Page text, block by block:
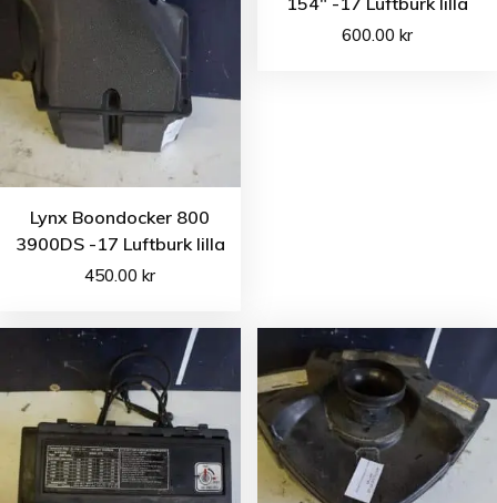
Lynx Boondocker 800
3900DS -17 Luftburk lilla
450.00kr
600.00 kr